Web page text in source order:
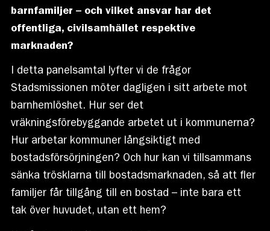
barnfamiljer – och vilket ansvar har det
offentliga, civilsamhället respektive
marknaden?
I detta panelsamtal lyfter vi de frågor
Stadsmissionen möter dagligen i sitt arbete mot
barnhemlöshet. Hur ser det
vräkningsförebyggande arbetet ut i kommunerna?
Hur arbetar kommuner långsiktigt med
bostadsförsörjningen? Och hur kan vi tillsammans
sänka trösklarna till bostadsmarknaden, så att fler
familjer får tillgång till en bostad – inte bara ett
tak över huvudet, utan ett hem?